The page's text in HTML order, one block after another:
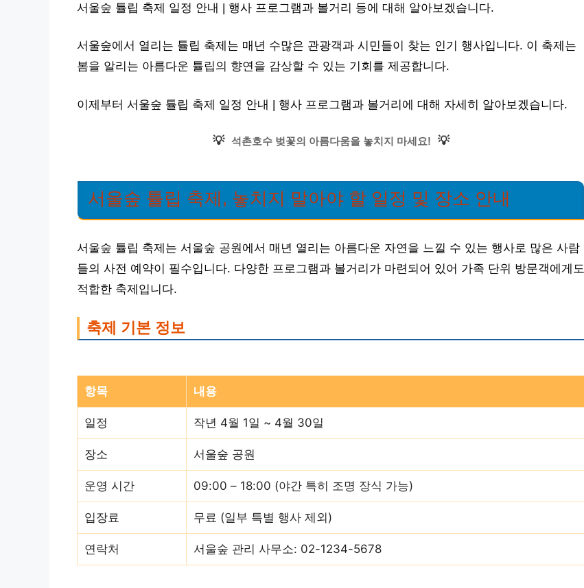
서울숲 튤립 축제 일정 안내 | 행사 프로그램과 볼거리 등에 대해 알아보겠습니다.
서울숲에서 열리는 튤립 축제는 매년 수많은 관광객과 시민들이 찾는 인기 행사입니다. 이 축제는
봄을 알리는 아름다운 튤립의 향연을 감상할 수 있는 기회를 제공합니다.
이제부터 서울숲 튤립 축제 일정 안내 | 행사 프로그램과 볼거리에 대해 자세히 알아보겠습니다.
💡 석촌호수 벚꽃의 아름다움을 놓치지 마세요! 💡
서울숲 튤립 축제, 놓치지 말아야 할 일정 및 장소 안내
서울숲 튤립 축제는 서울숲 공원에서 매년 열리는 아름다운 자연을 느낄 수 있는 행사로 많은 사람
들의 사전 예약이 필수입니다. 다양한 프로그램과 볼거리가 마련되어 있어 가족 단위 방문객에게도
적합한 축제입니다.
축제 기본 정보
항목 내용
일정 작년 4월 1일 ~ 4월 30일
장소 서울숲 공원
운영 시간 09:00 – 18:00 (야간 특히 조명 장식 가능)
입장료 무료 (일부 특별 행사 제외)
연락처 서울숲 관리 사무소: 02-1234-5678